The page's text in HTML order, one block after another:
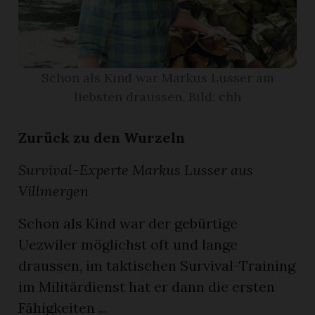
Zurück zu den Wurzeln
Survival-Experte Markus Lusser aus
Villmergen
Schon als Kind war der gebürtige
Uezwiler möglichst oft und lange
draussen, im taktischen Survival-Training
im Militärdienst hat er dann die ersten
Fähigkeiten ...